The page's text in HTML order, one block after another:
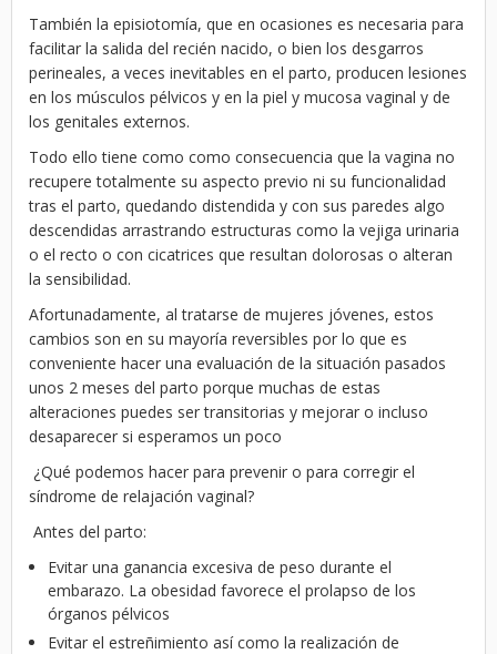
También la episiotomía, que en ocasiones es necesaria para
facilitar la salida del recién nacido, o bien los desgarros
perineales, a veces inevitables en el parto, producen lesiones
en los músculos pélvicos y en la piel y mucosa vaginal y de
los genitales externos.
Todo ello tiene como como consecuencia que la vagina no
recupere totalmente su aspecto previo ni su funcionalidad
tras el parto, quedando distendida y con sus paredes algo
descendidas arrastrando estructuras como la vejiga urinaria
o el recto o con cicatrices que resultan dolorosas o alteran
la sensibilidad.
Afortunadamente, al tratarse de mujeres jóvenes, estos
cambios son en su mayoría reversibles por lo que es
conveniente hacer una evaluación de la situación pasados
unos 2 meses del parto porque muchas de estas
alteraciones puedes ser transitorias y mejorar o incluso
desaparecer si esperamos un poco
¿Qué podemos hacer para prevenir o para corregir el
síndrome de relajación vaginal?
Antes del parto:
Evitar una ganancia excesiva de peso durante el
embarazo. La obesidad favorece el prolapso de los
órganos pélvicos
Evitar el estreñimiento así como la realización de